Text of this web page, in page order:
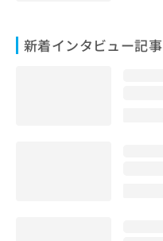
新着インタビュー記事